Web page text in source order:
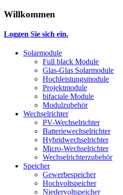
Willkommen
Loggen Sie sich ein.
Solarmodule
Full black Module
Glas-Glas Solarmodule
Hochleistungsmodule
Projektmodule
bifaciale Module
Modulzubehör
Wechselrichter
PV-Wechselrichter
Batteriewechselrichter
Hybridwechselrichter
Micro-Wechselrichter
Wechselrichterzubehör
Speicher
Gewerbespeicher
Hochvoltspeicher
Niedervoltspeicher